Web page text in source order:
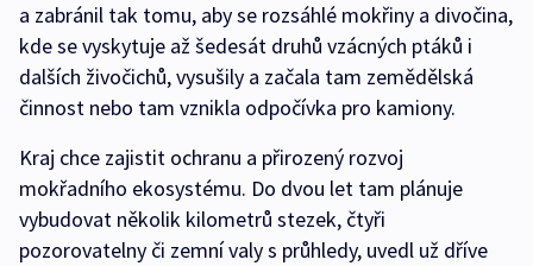
a zabránil tak tomu, aby se rozsáhlé mokřiny a divočina,
kde se vyskytuje až šedesát druhů vzácných ptáků i
dalších živočichů, vysušily a začala tam zemědělská
činnost nebo tam vznikla odpočívka pro kamiony.
Kraj chce zajistit ochranu a přirozený rozvoj
mokřadního ekosystému. Do dvou let tam plánuje
vybudovat několik kilometrů stezek, čtyři
pozorovatelny či zemní valy s průhledy, uvedl už dříve